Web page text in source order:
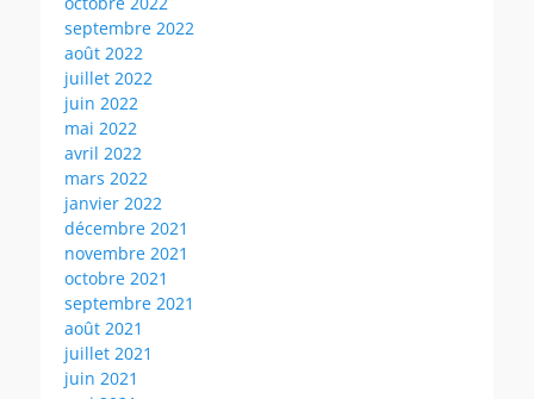
septembre 2022
août 2022
juillet 2022
juin 2022
mai 2022
avril 2022
mars 2022
janvier 2022
décembre 2021
novembre 2021
octobre 2021
septembre 2021
août 2021
juillet 2021
juin 2021